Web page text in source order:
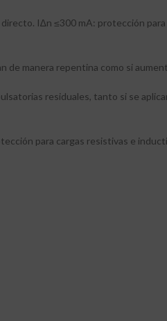
I∆n ≤300 mA: protección
de manera repentina como si
residuales, tanto si se
para cargas resistivas e